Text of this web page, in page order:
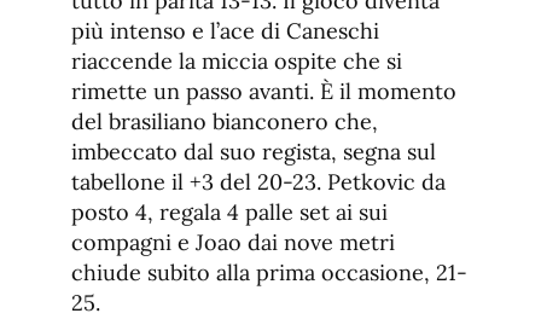
più intenso e l’ace di Caneschi
riaccende la miccia ospite che si
rimette un passo avanti. È il momento
del brasiliano bianconero che,
imbeccato dal suo regista, segna sul
tabellone il +3 del 20-23. Petkovic da
posto 4, regala 4 palle set ai sui
compagni e Joao dai nove metri
chiude subito alla prima occasione, 21-
25.